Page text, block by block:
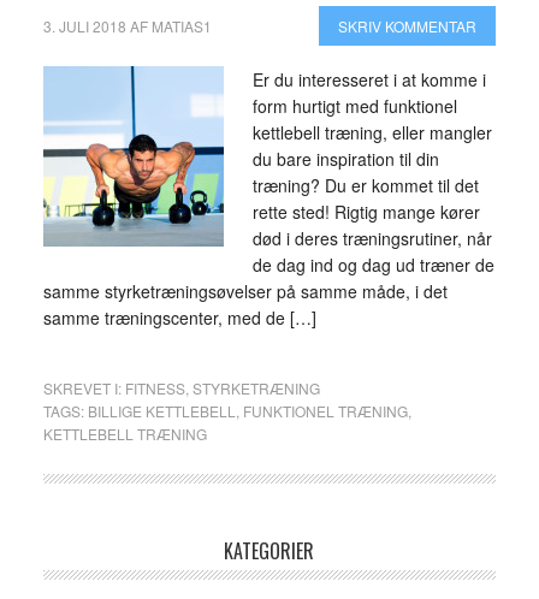
3. JULI 2018 AF MATIAS1 SKRIV KOMMENTAR
Er du interesseret i at komme i
form hurtigt med funktionel
kettlebell træning, eller mangler
du bare inspiration til din
træning? Du er kommet til det
rette sted! Rigtig mange kører
død i deres træningsrutiner, når
de dag ind og dag ud træner de
samme styrketræningsøvelser på samme måde, i det
samme træningscenter, med de […]
SKREVET I: FITNESS, STYRKETRÆNING
TAGS: BILLIGE KETTLEBELL FUNKTIONEL TRÆNING,
KETTLEBELL TRÆNING
KATEGORIER